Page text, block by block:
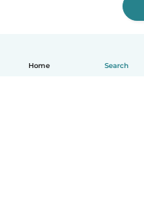
Home Search